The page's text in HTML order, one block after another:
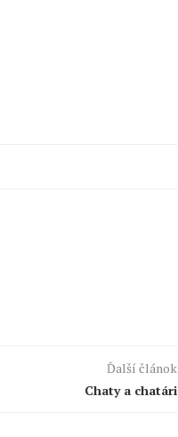
Ďalší článok
Chaty a chatári